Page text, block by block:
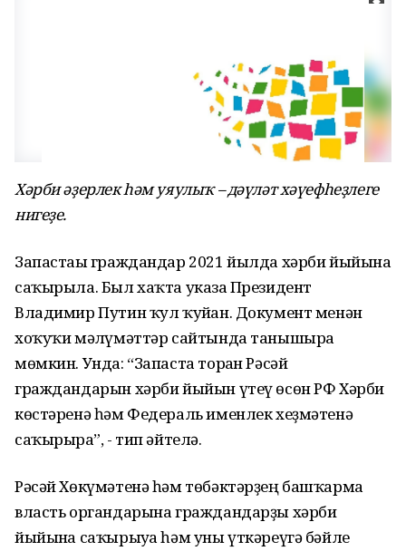
Хәрби әҙерлек һәм уяулыҡ – дәүләт хәүефһеҙлеге
нигеҙе.
Запастағы граждандар 2021 йылда хәрби йыйынға
саҡырыла. Был хаҡта указға Президент
Владимир Путин ҡул ҡуйған. Документ менән
хоҡуҡи мәғлүмәттәр сайтында танышырға
мөмкин. Унда: “Запаста торған Рәсәй
граждандарын хәрби йыйын үтеү өсөн РФ Хәрби
көстәренә һәм Федераль именлек хеҙмәтенә
саҡырырға”, - тип әйтелә.
Рәсәй Хөкүмәтенә һәм төбәктәрҙең башҡарма
власть органдарына граждандарҙы хәрби
йыйынға саҡырыуға һәм уны үткәреүгә бәйле